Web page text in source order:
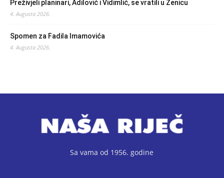
Preživjeli planinari, Adilović i Vidimlić, se vratili u Zenicu
4. Augusta 2026.
Spomen za Fadila Imamovića
4. Augusta 2026.
Sa vama od 1956. godine